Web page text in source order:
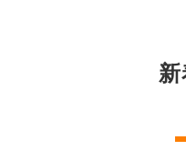
新